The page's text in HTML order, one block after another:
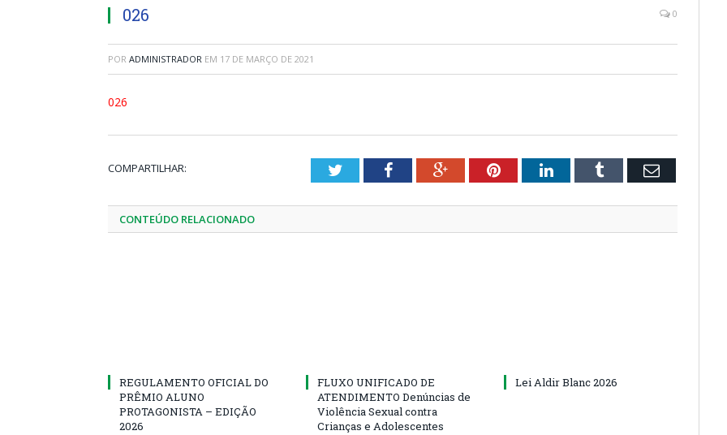
026 0
POR ADMINISTRADOR EM 17 DE MARÇO DE 2021
026
COMPARTILHAR: TwitterFacebookGoogle+PinterestLinkedInTumblr Email
CONTEÚDO RELACIONADO
REGULAMENTO OFICIAL DO
PRÊMIO ALUNO
PROTAGONISTA – EDIÇÃO
2026
FLUXO UNIFICADO DE
ATENDIMENTO Denúncias de
Violência Sexual contra
Crianças e Adolescentes
Lei Aldir Blanc 2026